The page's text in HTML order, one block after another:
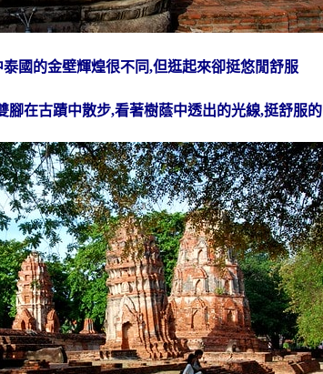
國的金壁輝煌很不同,但逛起來卻挺悠閒舒服
腳在古蹟中散步,看著樹蔭中透出的光線,挺舒服的